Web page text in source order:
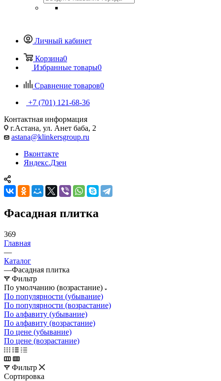
Личный кабинет
Корзина0
Избранные товары0
Сравнение товаров0
+7 (701) 121-68-36
Контактная информация
г.Астана, ул. Анет баба, 2
astana@klinkersgroup.ru
Вконтакте
Яндекс.Дзен
Фасадная плитка
369
Главная
—
Каталог
—Фасадная плитка
Фильтр
По умолчанию (возрастание)
По популярности (убывание)
По популярности (возрастание)
По алфавиту (убывание)
По алфавиту (возрастание)
По цене (убывание)
По цене (возрастание)
Фильтр
Сортировка